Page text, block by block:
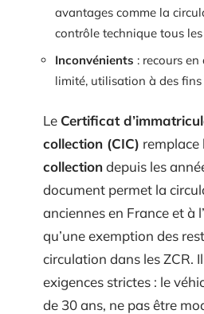
avantages comme la
contrôle technique tous
Inconvénients : recours en
limité, utilisation à des
Le Certificat
collection (CIC) remplace
collectiondepuis les
document permet la
anciennes en France et à
qu’une exemption des
circulation dans les ZCR.
exigences strictes : le
de 30 ans, ne pas être